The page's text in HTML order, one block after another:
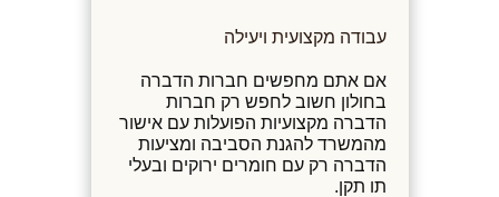
עבודה מקצועית ויעילה
אם אתם מחפשים חברות הדברה
בחולון חשוב לחפש רק חברות
הדברה מקצועיות הפועלות עם אישור
מהמשרד להגנת הסביבה ומציעות
הדברה רק עם חומרים ירוקים ובעלי
תו תקן.